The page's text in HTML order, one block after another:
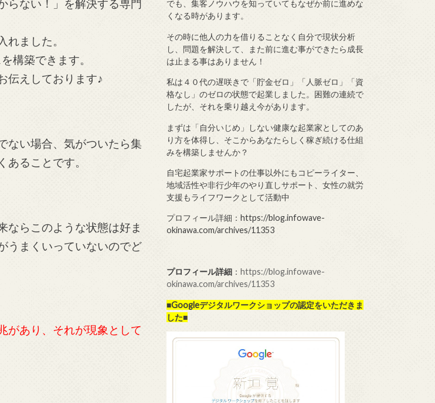
らない！」を解決する専門
ました。
構築できます。
伝えしております♪
ない場合、気がついたら集
ることです。
ならこのような状態は好ま
うまくいっていないのでど
があり、それが現象として
でも、集客ノウハウを知っていてもなぜか前に進めな
くなる時があります。
その時に他人の力を借りることなく自分で現状分析
し、問題を解決して、また前に進む事ができたら成長
は止まる事はありません！
私は４０代の遅咲きで「貯金ゼロ」「人脈ゼロ」「資
格なし」のゼロの状態で起業しました。困難の連続で
したが、それを乗り越え今があります。
まずは「自分いじめ」しない健康な起業家としてのあ
り方を体得し、そこからあなたらしく稼ぎ続ける仕組
みを構築しませんか？
自宅起業家サポートの仕事以外にもコピーライター、
地域活性や非行少年のやり直しサポート、女性の就労
支援もライフワークとして活動中
プロフィール詳細：https://blog.infowave-
okinawa.com/archives/11353
プロフィール詳細 ： https://blog.infowave-
okinawa.com/archives/11353
■Googleデジタルワークショップの認定をいただきま
した■